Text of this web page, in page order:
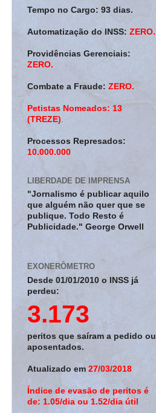
Tempo no Cargo: 93 dias.
Automatização do INSS: ZERO.
Providências Gerenciais:
ZERO.
Combate a Fraude: ZERO.
Petistas Nomeados: 13
(TREZE)
Processos Represados:
10.000.000
LIBERDADE DE IMPRENSA
"Jornalismo é publicar aquilo
que alguém não quer que se
publique. Todo Resto é
Publicidade." George Orwell
EXONERÔMETRO
Desde 01/01/2010 o INSS já
perdeu:
3.173
peritos que saíram a pedido ou
aposentados.
Atualizado em 27/03/2018
Índice de evasão de peritos é
de: 1.05/dia ou 1.52/dia útil